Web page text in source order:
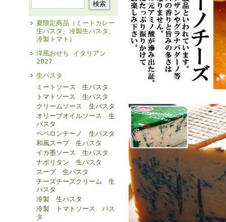
夏限定商品（ミートカレー
生パスタ、冷製生パスタ、
冷製トマト）
洋風おせち イタリアン
2027
生パスタ
ミートソース 生パスタ
トマトソース 生パスタ
クリームソース 生パスタ
オリーブオイルソース 生
パスタ
ペペロンチーノ 生パスタ
和風スープ 生パスタ
イカ墨ソース 生パスタ
ナポリタン 生パスタ
スープ 生パスタ
チーズチーズクリーム 生
パスタ
冷製 生パスタ
冷製 トマトソース パス
タ